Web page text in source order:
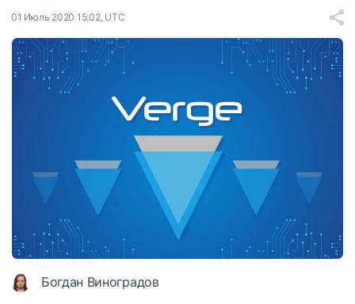
01 Июль 2020 15:02, UTC
Богдан Виноградов